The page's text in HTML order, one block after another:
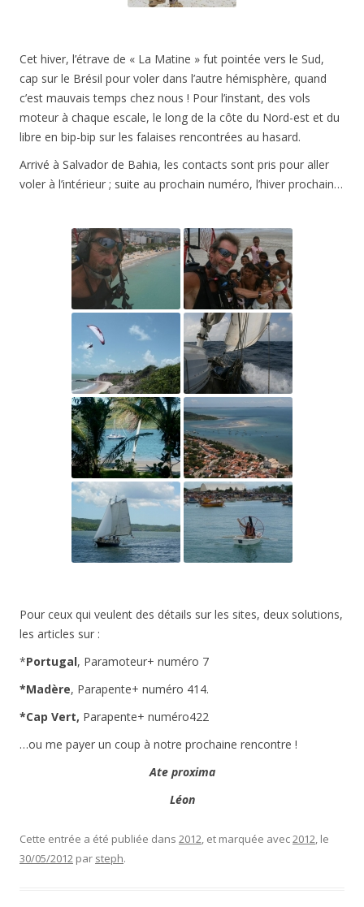
Cet hiver, l’étrave de « La Matine » fut pointée vers le Sud,
cap sur le Brésil pour voler dans l’autre hémisphère, quand
c’est mauvais temps chez nous ! Pour l’instant, des vols
moteur à chaque escale, le long de la côte du Nord-est et du
libre en bip-bip sur les falaises rencontrées au hasard.
Arrivé à Salvador de Bahia, les contacts sont pris pour aller
voler à l’intérieur ; suite au prochain numéro, l’hiver prochain…
Pour ceux qui veulent des détails sur les sites, deux solutions,
les articles sur :
*Portugal, Paramoteur+ numéro 7
*Madère, Parapente+ numéro 414.
*Cap Vert, Parapente+ numéro422
…ou me payer un coup à notre prochaine rencontre !
Ate proxima
Léon
Cette entrée a été publiée dans 2012 , et marquée avec2012 , le
30/05/2012 par steph.